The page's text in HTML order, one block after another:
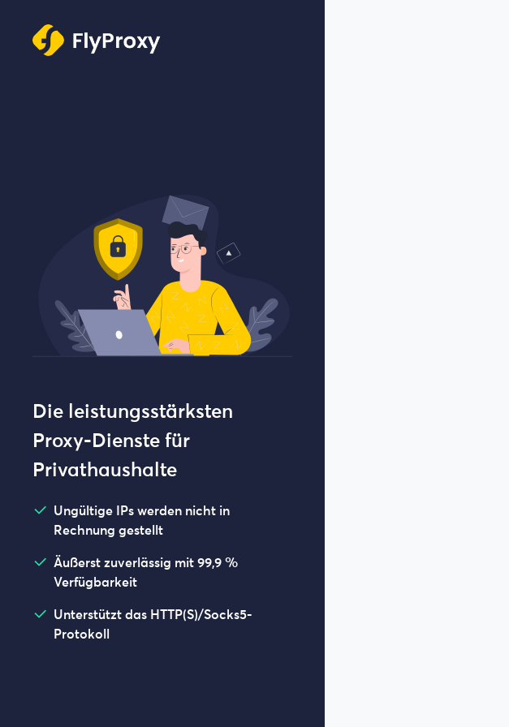
Die leistungsstärksten
Proxy-Dienste für
Privathaushalte
Ungültige IPs werden nicht in
Rechnung gestellt
Äußerst zuverlässig mit 99,9 %
Verfügbarkeit
Unterstützt das HTTP(S)/Socks5-
Protokoll